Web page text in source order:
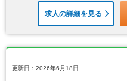
求人の詳細を見る
更新日：2026年6月18日